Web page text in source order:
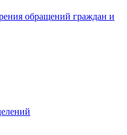
обращений граждан и